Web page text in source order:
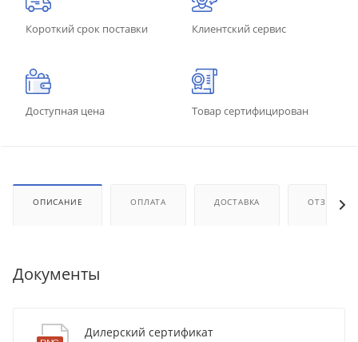
Короткий срок поставки Клиентский сервис
Доступная цена Товар сертифицирован
ОПИСАНИЕ ОПЛАТА ДОСТАВКА ОТЗЫВЫ
Документы
Дилерский сертификат